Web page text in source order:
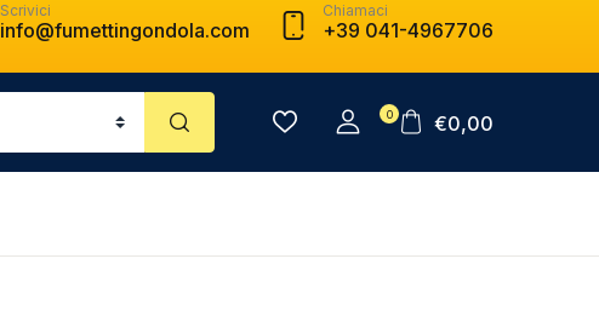
Scrivici
info@fumettingondola.com
Chiamaci
+39 041-4967706
0 €0,00